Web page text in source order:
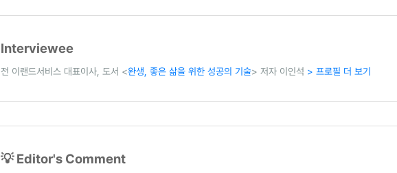
Interviewee
전 이랜드서비스 대표이사, 도서 <완생, 좋은 삶을 위한 성공의 기술> 저자 이인석 > 프로필 더 보기
💡 Editor's Comment